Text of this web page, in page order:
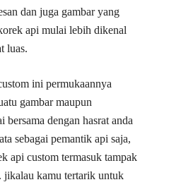
dan juga gambar yang
api mulai lebih dikenal
luas.
ini permukaannya
gambar maupun
bersama dengan hasrat anda
sebagai pemantik api saja,
api custom termasuk tampak
jikalau kamu tertarik untuk